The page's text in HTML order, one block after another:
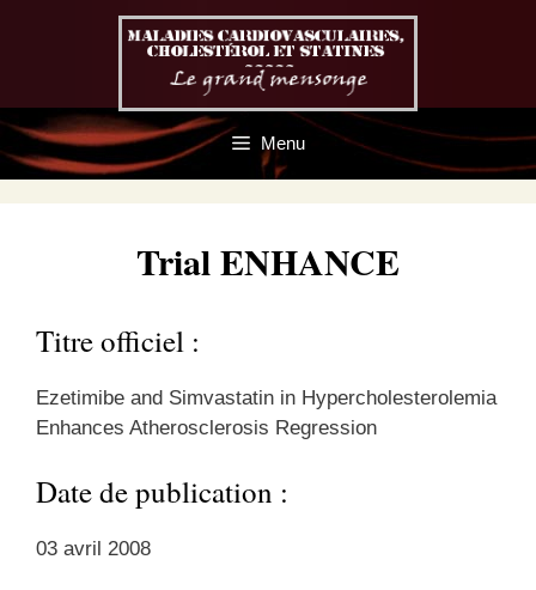
Menu
Trial ENHANCE
Titre officiel :
Ezetimibe and Simvastatin in Hypercholesterolemia
Enhances Atherosclerosis Regression
Date de publication :
03 avril 2008